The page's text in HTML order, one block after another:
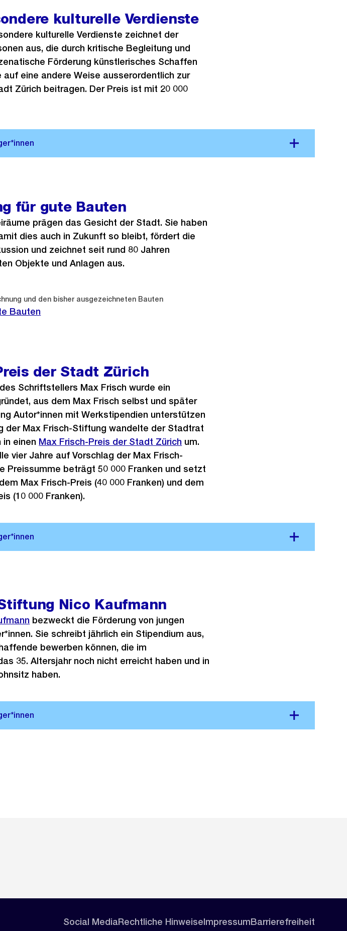
kulturelle Verdienste
kulturelle Verdienste zeichnet der
aus, die durch kritische Begleitung und
Förderung künstlerisches Schaffen
auf eine andere Weise ausserordentlich zur
Zürich beitragen. Der Preis ist mit 20 000
für gute Bauten
prägen das Gesicht der Stadt. Sie haben
dies auch in Zukunft so bleibt, fördert die
und zeichnet seit rund 80 Jahren
Objekte und Anlagen aus.
und den bisher ausgezeichneten Bauten
Bauten
der Stadt Zürich
Schriftstellers Max Frisch wurde ein
aus dem Max Frisch selbst und später
Autor*innen mit Werkstipendien unterstützen
der Max Frisch-Stiftung wandelte der Stadtrat
in einen Max Frisch-Preis der Stadt Zürich um.
vier Jahre auf Vorschlag der Max Frisch-
Preissumme beträgt 50 000 Franken und setzt
Max Frisch-Preis (40 000 Franken) und dem
(10 000 Franken).
Nico Kaufmann
bezweckt die Förderung von jungen
Sie schreibt jährlich ein Stipendium aus,
bewerben können, die im
35. Altersjahr noch nicht erreicht haben und in
haben.
Social MediaRechtliche HinweiseImpressumBarrierefreiheit